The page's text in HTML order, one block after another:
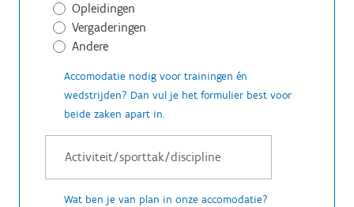
Opleidingen
Vergaderingen
Andere
Accomodatie nodig voor trainingen én
wedstrijden? Dan vul je het formulier best voor
beide zaken apart in.
Wat ben je van plan in onze accomodatie?